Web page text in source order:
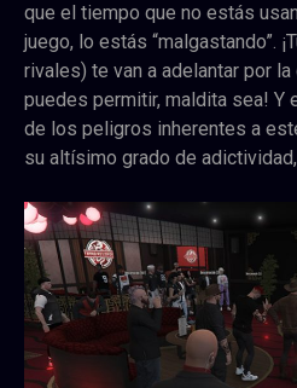
que el tiempo que no estás
juego, lo estás “malgastando”.
rivales) te van a adelantar por
puedes permitir, maldita sea! Y
de los peligros inherentes a
su altísimo grado de